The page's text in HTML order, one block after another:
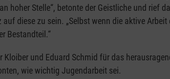
hoher Stelle“, betonte der Geistliche und rief
diese zu sein. „Selbst wenn die aktive
Bestandteil.“
und Eduard Schmid für das
wie wichtig Jugendarbeit sei.